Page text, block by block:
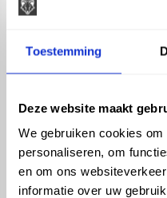
Toestemming
Deze website maakt
We gebruiken cookies
personaliseren, om
en om ons
informatie over uw